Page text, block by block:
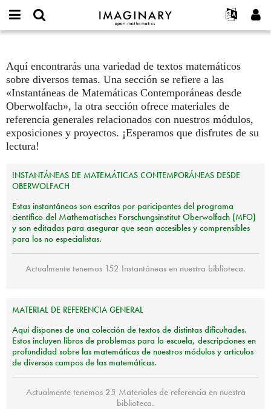
IMAGINARY
open
Deutsch
한국어
Español
Türkçe
Galerías
Interactivos
Películas
Textos
Más...
Participar
Contacto
or
username
*
Contraseña
*
Crear nueva cuenta
Textos
Aquí encontrarás una variedad de textos matemáticos
sobre diversos temas. Una sección se refiere a las
«Instantáneas de Matemáticas Contemporáneas desde
Oberwolfach», la otra sección ofrece materiales de
referencia generales relacionados con nuestros módulos,
exposiciones y proyectos. ¡Esperamos que disfrutes de su
lectura!
INSTANTÁNEAS DE MATEMÁTICAS CONTEMPORÁNEAS DESDE
OBERWOLFACH
Estas instantáneas son escritas por paricipantes del programa
científico del Mathematisches Forschungsinstitut Oberwolfach (MFO)
y son editadas para asegurar que sean accesibles y comprensibles
para los no especialistas.
Actualmente tenemos 152 Instantáneas en nuestra biblioteca.
MATERIAL DE REFERENCIA GENERAL
Aquí dispones de una colección de textos de distintas dificultades.
Estos incluyen libros de problemas para la escuela, descripciones en
profundidad sobre las matemáticas de nuestros módulos y articulos
de diversos campos de las matemáticas.
Actualmente tenemos 25 Materiales de referencia en nuestra
biblioteca.